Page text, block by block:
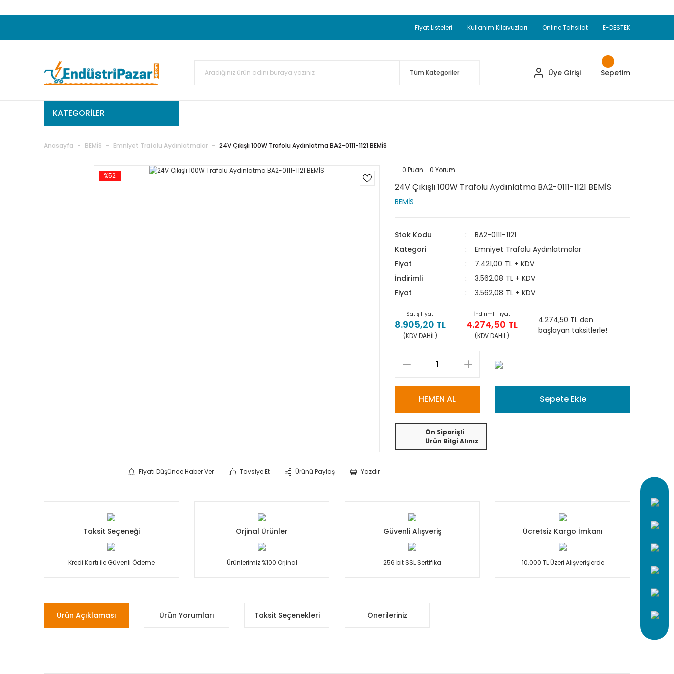
20.000TL ve Üzeri Alışverişlerinizde KARGO BEDAVATC Standart Bayonet J Tip Termokupul Ürünlerinde 50 Adet Alımlarda Sepette Ekstra %5 İskonto...
TC Standart Bayonet J Tip Termokupul Ürünlerinde 250 Adet Alımlarda Sepette
50.000,00TL ve Üzeri EMKO Ürünleri Alışverişlerinizde Sepette
Fiyat Listeleri Kullanım Kılavuzları Online Tahsilat E-DESTEK
Üye Girişi Sepetim
KATEGORİLER
Anasayfa BEMİS Emniyet Trafolu Aydınlatmalar 24V Çıkışlı 100W Trafolu Aydınlatma BA2-0111-1121 BEMİS
%52
Fiyatı Düşünce Haber Ver Tavsiye Et Ürünü Paylaş Yazdır
0 Puan - 0 Yorum
24V Çıkışlı 100W Trafolu Aydınlatma BA2-0111-1121 BEMİS
BEMİS
Stok Kodu
BA2-0111-1121
Kategori
Emniyet Trafolu Aydınlatmalar
Fiyat
7.421,00 TL + KDV
İndirimli
3.562,08 TL + KDV
Fiyat
3.562,08 TL + KDV
Satış Fiyatı
8.905,20 TL
(KDV DAHİL)
İndirimli Fiyat
4.274,50 TL
(KDV DAHİL)
4.274,50 TL den
başlayan taksitlerle!
HEMEN AL Sepete Ekle
Ön Siparişli
Ürün Bilgi Alınız
Taksit Seçeneği
Kredi Kartı ile Güvenli Ödeme
Orjinal Ürünler
Ürünlerimiz %100 Orjinal
Güvenli Alışveriş
256 bit SSL Sertifika
Ücretsiz Kargo İmkanı
10.000 TL Üzeri Alışverişlerde
Ürün Açıklaması Ürün Yorumları Taksit Seçenekleri Önerileriniz